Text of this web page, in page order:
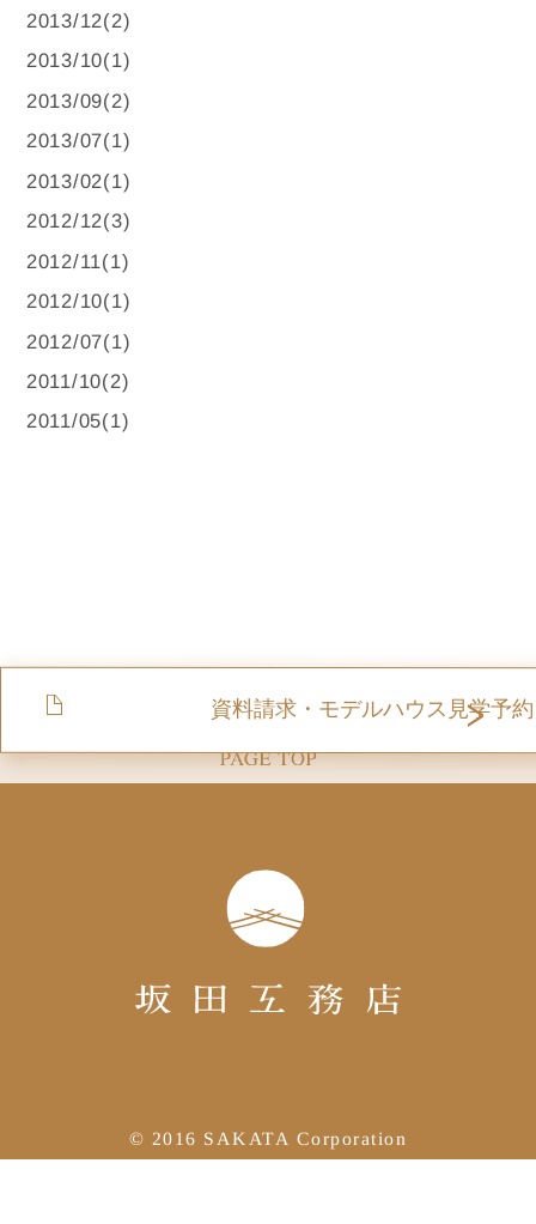
資料請求・モデルハウス見学予約
2013/12(2)
2013/10(1)
2013/09(2)
2013/07(1)
2013/02(1)
2012/12(3)
2012/11(1)
2012/10(1)
2012/07(1)
2011/10(2)
2011/05(1)
© 2016 SAKATA Corporation